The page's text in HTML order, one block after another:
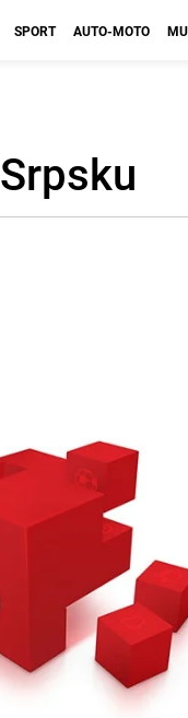
SPORT AUTO-MOTO